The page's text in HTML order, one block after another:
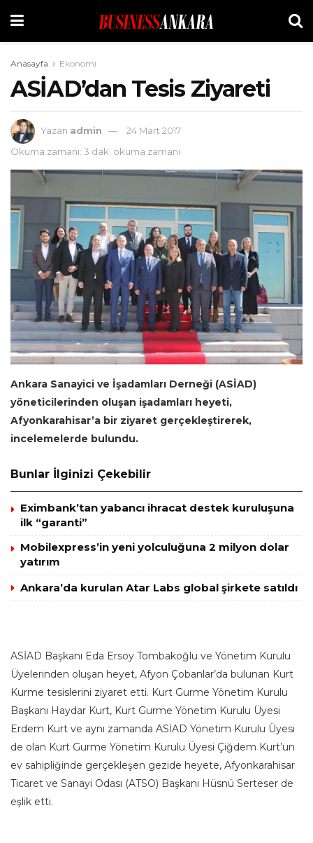
Anasayfa Ekonomi
ASİAD’dan Tesis Ziyareti
Yazan admin
24 Mart 2017
Okuma zamanı: 3 dak. okuma zamanı
Ankara Sanayici ve İşadamları Derneği (ASİAD)
yöneticilerinden oluşan işadamları heyeti,
Afyonkarahisar’a bir ziyaret gerçekleştirerek,
incelemelerde bulundu.
Bunlar İlginizi Çekebilir
Eximbank’tan yabancı ihracat destek kuruluşuna
ilk “garanti”
Mobilexpress’in yeni yolculuğuna 2 milyon dolar
yatırım
Ankara’da kurulan Atar Labs global şirkete satıldı
ASİAD Başkanı Eda Ersoy Tombakoğlu ve Yönetim Kurulu
Üyelerinden oluşan heyet, Afyon Çobanlar’da bulunan Kurt
Kurme tesislerini ziyaret etti. Kurt Gurme Yönetim Kurulu
Başkanı Haydar Kurt, Kurt Gurme Yönetim Kurulu Üyesi
Erdem Kurt ve aynı zamanda ASİAD Yönetim Kurulu Üyesi
de olan Kurt Gurme Yönetim Kurulu Üyesi Çiğdem Kurt’un
ev sahipliğinde gerçekleşen gezide heyete, Afyonkarahisar
Ticaret ve Sanayi Odası (ATSO) Başkanı Hüsnü Serteser de
eşlik etti.